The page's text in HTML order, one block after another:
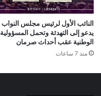
النائب الأول لرئيس مجلس النواب
يدعو إلى التهدئة وتحمل المسؤولية
الوطنية عقب أحداث صرمان
منذ 7 ساعات